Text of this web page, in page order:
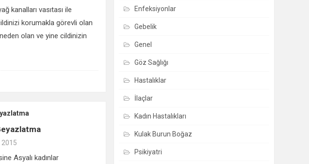
kanalları vasıtası ile
korumakla görevli olan
olan ve yine cildinizin
2015
Asyalı kadınlar
Enfeksiyonlar
Gebelik
Genel
Göz Sağlığı
Hastalıklar
İlaçlar
Kadın Hastalıkları
Kulak Burun Boğaz
Psikiyatri